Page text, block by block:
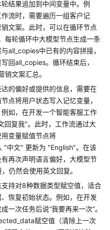
结果追加到中间变量中。例
流时，需要遍历一组客户记
文案。此时，可以在循环节点
每轮循环中大模型节点生成一条
all_copies中已有的内容拼接，
回all_copies。循环结束后，
文案汇总。
的偏好或提供的信息，需要在
点将用户状态写入记忆变量，
如，在开发一个智能客服工作
回复我"。此时，工作流通过大
变量赋值节点将
"中文" 更新为 "English"。在该
再次声明语言偏好，大模型节
仍然会使用英文回复。
持对8种数据类型赋空值，适合
恢复初始状态。例如，在开发
一次任务后说“我要再来一次”。
赋空值（清除上一次